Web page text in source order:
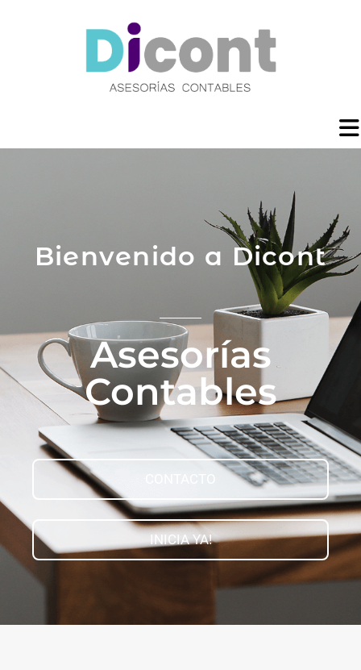
Bienvenido a Dicont
Asesorías
Contables
INICIA YA!